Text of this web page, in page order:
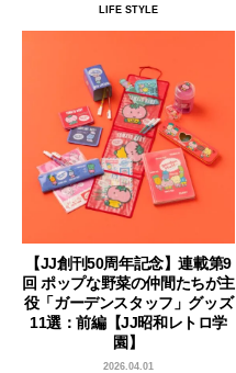
LIFE STYLE
【JJ創刊50周年記念】連載第9
回 ポップな野菜の仲間たちが主
役「ガーデンスタッフ」グッズ
11選：前編【JJ昭和レトロ学
園】
2026.04.01